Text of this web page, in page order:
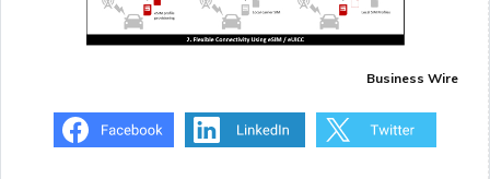
Business Wire